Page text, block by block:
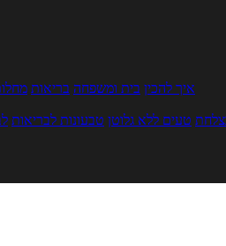
איך להכין בית ומשפחה בריאות
טעים ללא גלוטן טבעונות לבריאות